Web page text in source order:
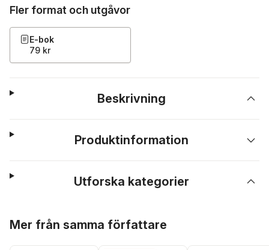
Fler format och utgåvor
E-bok
79 kr
Beskrivning
Produktinformation
Utforska kategorier
Mer från samma författare